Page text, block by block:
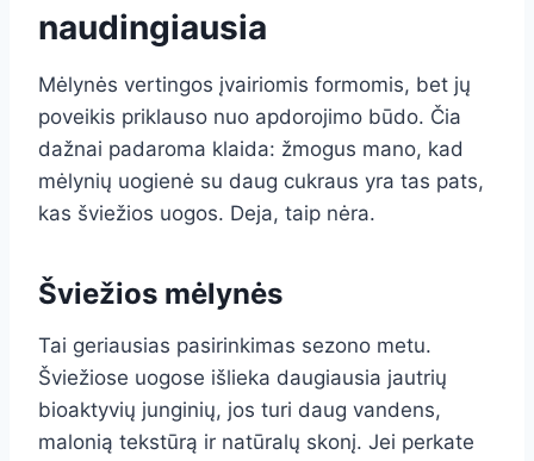
naudingiausia
Mėlynės vertingos įvairiomis formomis, bet jų
poveikis priklauso nuo apdorojimo būdo. Čia
dažnai padaroma klaida: žmogus mano, kad
mėlynių uogienė su daug cukraus yra tas pats,
kas šviežios uogos. Deja, taip nėra.
Šviežios mėlynės
Tai geriausias pasirinkimas sezono metu.
Šviežiose uogose išlieka daugiausia jautrių
bioaktyvių junginių, jos turi daug vandens,
malonią tekstūrą ir natūralų skonį. Jei perkate